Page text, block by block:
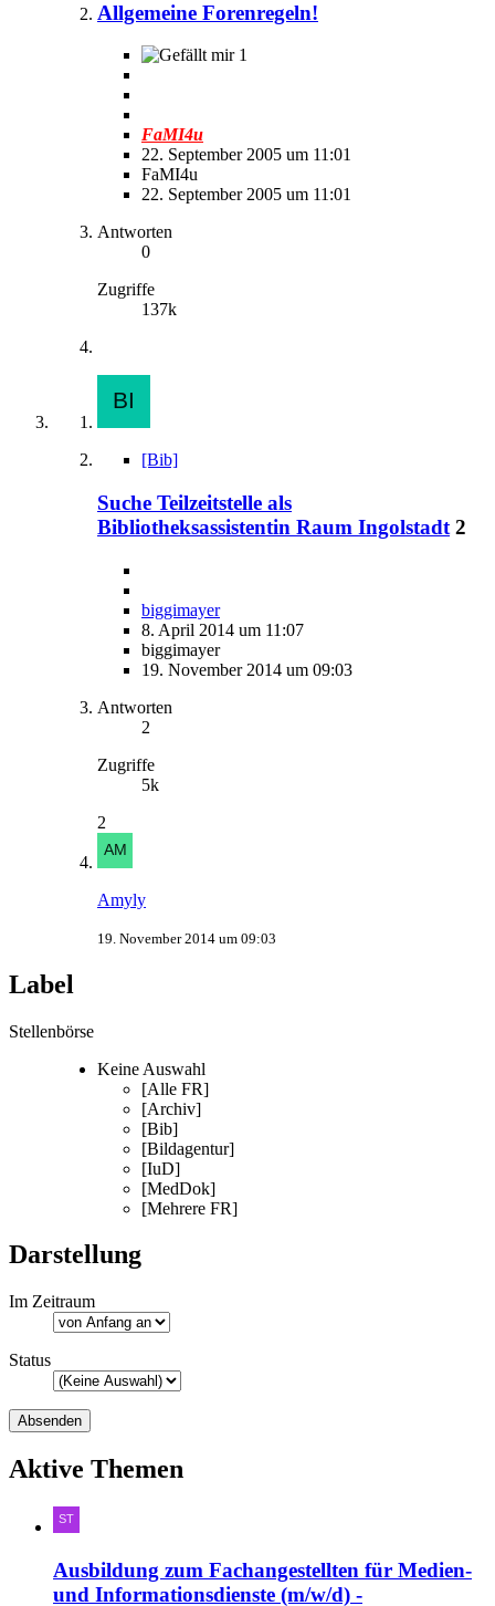
Allgemeine Forenregeln!
1
FaMI4u
22. September 2005 um 11:01
FaMI4u
22. September 2005 um 11:01
Antworten
0
Zugriffe
137k
[Bib]
Suche Teilzeitstelle als
Bibliotheksassistentin Raum Ingolstadt 2
biggimayer
8. April 2014 um 11:07
biggimayer
19. November 2014 um 09:03
Antworten
2
Zugriffe
5k
2
Amyly
19. November 2014 um 09:03
Label
Stellenbörse
Keine Auswahl
[Alle FR]
[Archiv]
[Bib]
[Bildagentur]
[IuD]
[MedDok]
[Mehrere FR]
Darstellung
Im Zeitraum
Status
Aktive Themen
Ausbildung zum Fachangestellten für Medien-
und Informationsdienste (m/w/d) -